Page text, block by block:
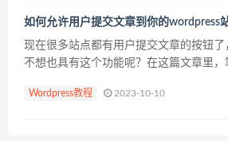
如何允许用户提交文章到你的wordpress
现在很多站点都有用户提交文章的按钮
不想也具有这个功能呢？在这篇文章里，
的需要选择适合自己的方法。这个功能对
Wordpress教程 2023-10-10